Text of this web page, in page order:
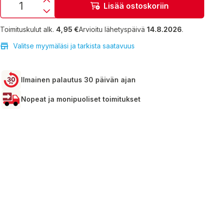
Lisää ostoskoriin
Toimituskulut alk. 4,95 €Arvioitu lähetyspäivä 14.8.2026.
Valitse myymäläsi ja tarkista saatavuus
Ilmainen palautus 30 päivän ajan
Nopeat ja monipuoliset toimitukset